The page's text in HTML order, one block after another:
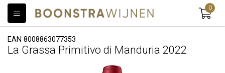
0
EAN 8008863077353
La Grassa Primitivo di Manduria 2022